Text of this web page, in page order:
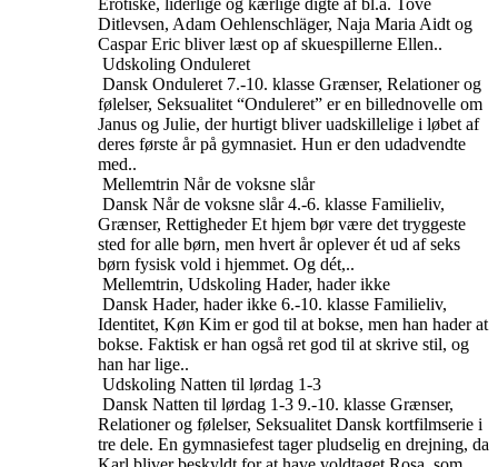
Erotiske, liderlige og kærlige digte af bl.a. Tove
Ditlevsen, Adam Oehlenschläger, Naja Maria Aidt og
Caspar Eric bliver læst op af skuespillerne Ellen..
Udskoling Onduleret
Dansk Onduleret 7.-10. klasse Grænser, Relationer og
følelser, Seksualitet “Onduleret” er en billednovelle om
Janus og Julie, der hurtigt bliver uadskillelige i løbet af
deres første år på gymnasiet. Hun er den udadvendte
med..
Mellemtrin Når de voksne slår
Dansk Når de voksne slår 4.-6. klasse Familieliv,
Grænser, Rettigheder Et hjem bør være det tryggeste
sted for alle børn, men hvert år oplever ét ud af seks
børn fysisk vold i hjemmet. Og dét,..
Mellemtrin, Udskoling Hader, hader ikke
Dansk Hader, hader ikke 6.-10. klasse Familieliv,
Identitet, Køn Kim er god til at bokse, men han hader at
bokse. Faktisk er han også ret god til at skrive stil, og
han har lige..
Udskoling Natten til lørdag 1-3
Dansk Natten til lørdag 1-3 9.-10. klasse Grænser,
Relationer og følelser, Seksualitet Dansk kortfilmserie i
tre dele. En gymnasiefest tager pludselig en drejning, da